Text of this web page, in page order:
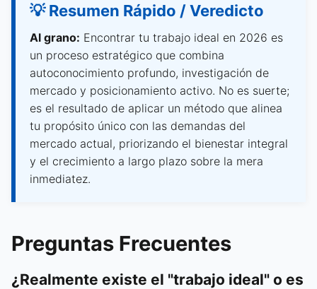
💡 Resumen Rápido / Veredicto
Al grano: Encontrar tu trabajo ideal en 2026 es
un proceso estratégico que combina
autoconocimiento profundo, investigación de
mercado y posicionamiento activo. No es suerte;
es el resultado de aplicar un método que alinea
tu propósito único con las demandas del
mercado actual, priorizando el bienestar integral
y el crecimiento a largo plazo sobre la mera
inmediatez.
Preguntas Frecuentes
¿Realmente existe el "trabajo ideal" o es